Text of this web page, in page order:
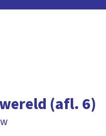
(afl. 6)